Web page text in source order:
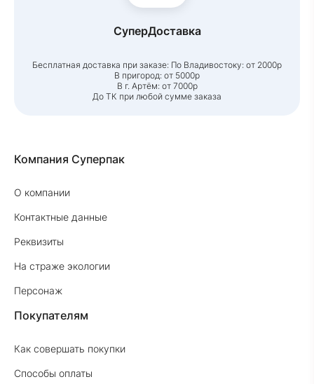
СуперДоставка
Бесплатная доставка при заказе: По Владивостоку: от 2000р
В пригород: от 5000р
В г. Артём: от 7000р
До ТК при любой сумме заказа
Компания Суперпак
О компании
Контактные данные
Реквизиты
На страже экологии
Персонаж
Покупателям
Как совершать покупки
Способы оплаты